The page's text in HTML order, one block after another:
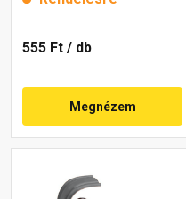
555 Ft / db
Megnézem